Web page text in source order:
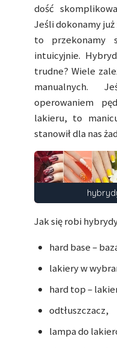
dość
Jeśli dokonamy
to przekonamy
intuicyjnie.
trudne? Wiele
manualnych.
operowaniem
lakieru, to
stanowił dla nas
Jak się robi
hard base –
lakiery w
hard top –
odtłuszczacz,
lampa do